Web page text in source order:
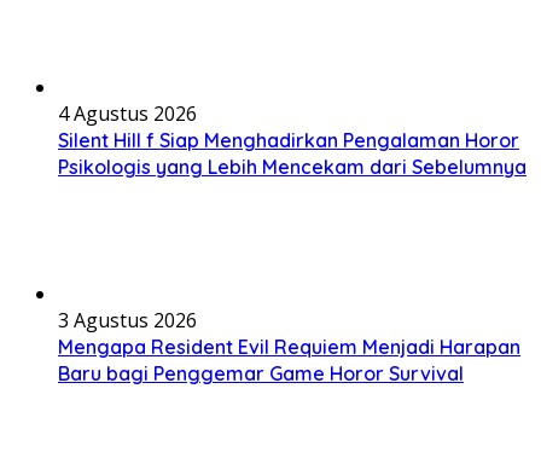
4 Agustus 2026
Silent Hill f Siap Menghadirkan Pengalaman Horor
Psikologis yang Lebih Mencekam dari Sebelumnya
3 Agustus 2026
Mengapa Resident Evil Requiem Menjadi Harapan
Baru bagi Penggemar Game Horor Survival